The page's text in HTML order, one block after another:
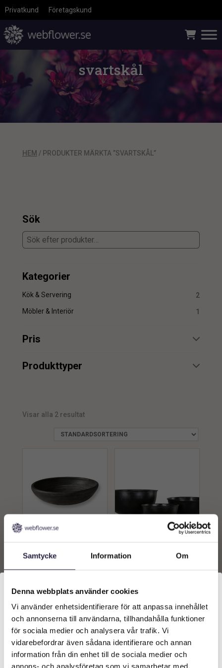
Samtycke Information Om
Denna webbplats använder cookies
Vi använder enhetsidentifierare för att anpassa innehållet
och annonserna till användarna, tillhandahålla funktioner
för sociala medier och analysera vår trafik. Vi
vidarebefordrar även sådana identifierare och annan
information från din enhet till de sociala medier och
annons- och analysföretag som vi samarbetar med.
Privatkund Företagskund
svartskål
HEM / PRODUKTER MÄRKTA ”SVARTSKÅL”
Sök
Kategorier
Kök & Servering 2
Möbler & Interiör 1
Pris
min.
min.
Produkttyper
Visar alla 2 resultat
SVARTMELERAD SKÅL
45X9CM
Från:1299
Lägg till i
varukorg
varukorg
Välkommen till Webflower
Vilken typ av kund är du? Du kan alltid justera ditt val
längst upp på sidan.
Företagskund (exkl. moms)